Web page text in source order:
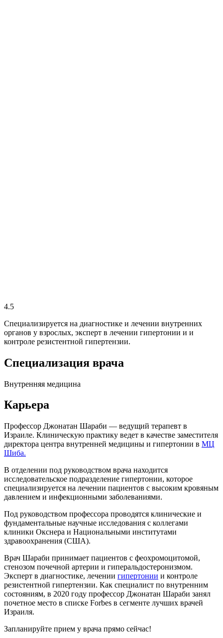
4.5
Специализируется на диагностике и лечении внутренних
органов у взрослых, эксперт в лечении гипертонии и и
контроле резистентной гипертензии.
Специализация врача
Внутренняя медицина
Карьера
Профессор Джонатан Шараби — ведущий терапевт в
Израиле. Клиническую практику ведет в качестве заместителя
директора центра внутренней медицины и гипертонии в МЦ
Шиба.
В отделении под руководством врача находится
исследовательское подразделение гипертонии, которое
специализируется на лечении пациентов с высоким кровяным
давлением и инфекционными заболеваниями.
Под руководством профессора проводятся клинические и
фундаментальные научные исследования с коллегами
клиники Окснера и Национальными институтами
здравоохранения (США).
Врач Шараби принимает пациентов с феохромоцитомой,
стенозом почечной артерии и гиперальдостеронизмом.
Эксперт в диагностике, лечении гипертонии и контроле
резистентной гипертензии. Как специалист по внутренним
состояниям, в 2020 году профессор Джонатан Шараби занял
почетное место в списке Forbes в сегменте лучших врачей
Израиля.
Запланируйте прием у врача прямо сейчас!